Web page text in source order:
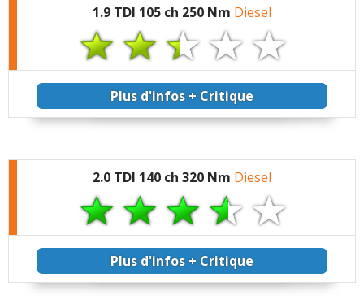
(Votre post sera visible sous le commentaire
après validation)
Tous les autres avis >>
1.9 TDI 105 ch 250 Nm Diesel
Plus d'infos + Critique
2.0 TDI 140 ch 320 Nm Diesel
Plus d'infos + Critique